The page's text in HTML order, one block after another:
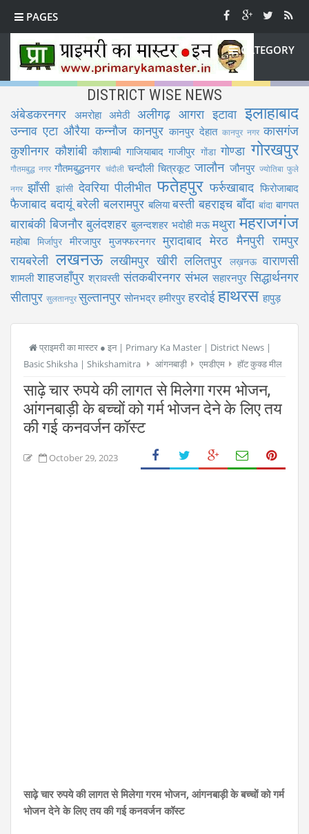
PAGES
CATEGORY
DISTRICT WISE NEWS
अंबेडकरनगर अमरोहा अमेठी अलीगढ़ आगरा इटावा इलाहाबाद
उन्नाव एटा औरैया कन्नौज कानपुर कानपुर देहात कानपुर नगर कासगंज
कुशीनगर कौशांबी कौशाम्बी गाजियाबाद गाजीपुर गोंडा गोण्डा गोरखपुर
गौतमबुद्ध नगर गौतमबुद्धनगर चंदौली चन्दौली चित्रकूट जालौन जौनपुर ज्योतिबा फुले
नगर झाँसी झांसी देवरिया पीलीभीत फतेहपुर फर्रुखाबाद फिरोजाबाद
फैजाबाद बदायूं बरेली बलरामपुर बलिया बस्ती बहराइच बाँदा बांदा बागपत
बाराबंकी बिजनौर बुलंदशहर बुलन्दशहर भदोही मऊ मथुरा महराजगंज
महोबा मिर्जापुर मीरजापुर मुजफ्फरनगर मुरादाबाद मेरठ मैनपुरी रामपुर
रायबरेली लखनऊ लखीमपुर खीरी ललितपुर लख़नऊ वाराणसी
शामली शाहजहाँपुर श्रावस्ती संतकबीरनगर संभल सहारनपुर सिद्धार्थनगर
सीतापुर सुलतानपुरसुल्तानपुर सोनभद्र हमीरपुर हरदोई हाथरस हापुड़
प्राइमरी का मास्टर ● इन | Primary Ka Master | District News |
Basic Shiksha | Shikshamitra
आंगनबाड़ी एमडीएम हॉट कुक्ड मील
साढ़े चार रुपये की लागत से मिलेगा गरम भोजन,
आंगनबाड़ी के बच्चों को गर्म भोजन देने के लिए तय
की गई कनवर्जन कॉस्ट
October 29, 2023
साढ़े चार रुपये की लागत से मिलेगा गरम भोजन, आंगनबाड़ी के बच्चों को गर्म
भोजन देने के लिए तय की गई कनवर्जन कॉस्ट